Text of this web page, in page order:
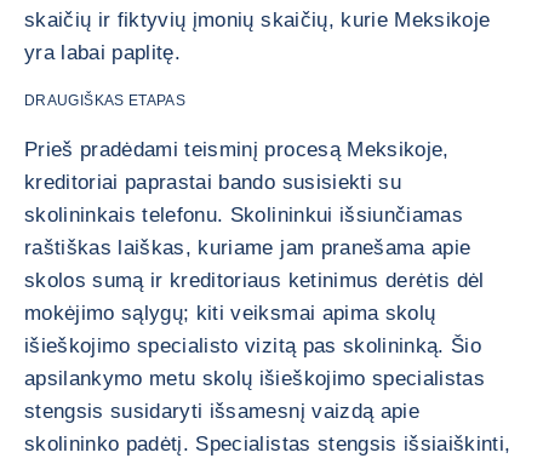
skaičių ir fiktyvių įmonių skaičių, kurie Meksikoje
yra labai paplitę.
DRAUGIŠKAS ETAPAS
Prieš pradėdami teisminį procesą Meksikoje,
kreditoriai paprastai bando susisiekti su
skolininkais telefonu. Skolininkui išsiunčiamas
raštiškas laiškas, kuriame jam pranešama apie
skolos sumą ir kreditoriaus ketinimus derėtis dėl
mokėjimo sąlygų; kiti veiksmai apima skolų
išieškojimo specialisto vizitą pas skolininką. Šio
apsilankymo metu skolų išieškojimo specialistas
stengsis susidaryti išsamesnį vaizdą apie
skolininko padėtį. Specialistas stengsis išsiaiškinti,